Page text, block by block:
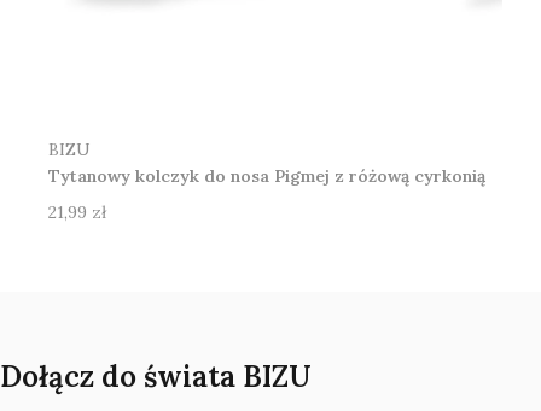
Tytanowy kolczyk do nosa Pigmej z różową cyrkonią
Producent
BIZU
Cena
21,99 zł
Dołącz do świata BIZU